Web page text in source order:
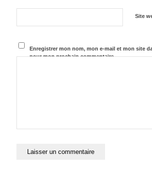
Site
Enregistrer mon nom, mon e-mail et mon site
pour mon prochain commentaire.